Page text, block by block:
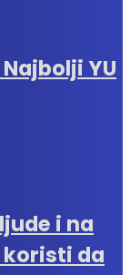
YU
i na
da